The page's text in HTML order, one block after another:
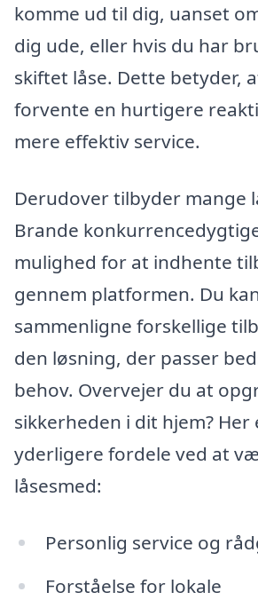
komme ud til dig, uanset
dig ude, eller hvis du har
skiftet låse. Dette betyder,
forvente en hurtigere
mere effektiv service.
Derudover tilbyder mange
Brande
mulighed for at indhente
gennem platformen. Du
sammenligne forskellige
den løsning, der passer
behov. Overvejer du at
sikkerheden i dit hjem? Her
yderligere fordele ved at
låsesmed:
Personlig service og
Forståelse for lokale